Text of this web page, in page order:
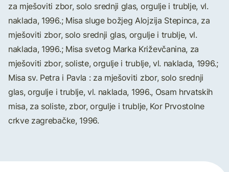
za mješoviti zbor, solo srednji glas, orgulje i trublje, vl.
naklada, 1996.; Misa sluge božjeg Alojzija Stepinca, za
mješoviti zbor, solo srednji glas, orgulje i trublje, vl.
naklada, 1996.; Misa svetog Marka Križevčanina, za
mješoviti zbor, soliste, orgulje i trublje, vl. naklada, 1996.;
Misa sv. Petra i Pavla : za mješoviti zbor, solo srednji
glas, orgulje i trublje, vl. naklada, 1996., Osam hrvatskih
misa, za soliste, zbor, orgulje i trublje, Kor Prvostolne
crkve zagrebačke, 1996.